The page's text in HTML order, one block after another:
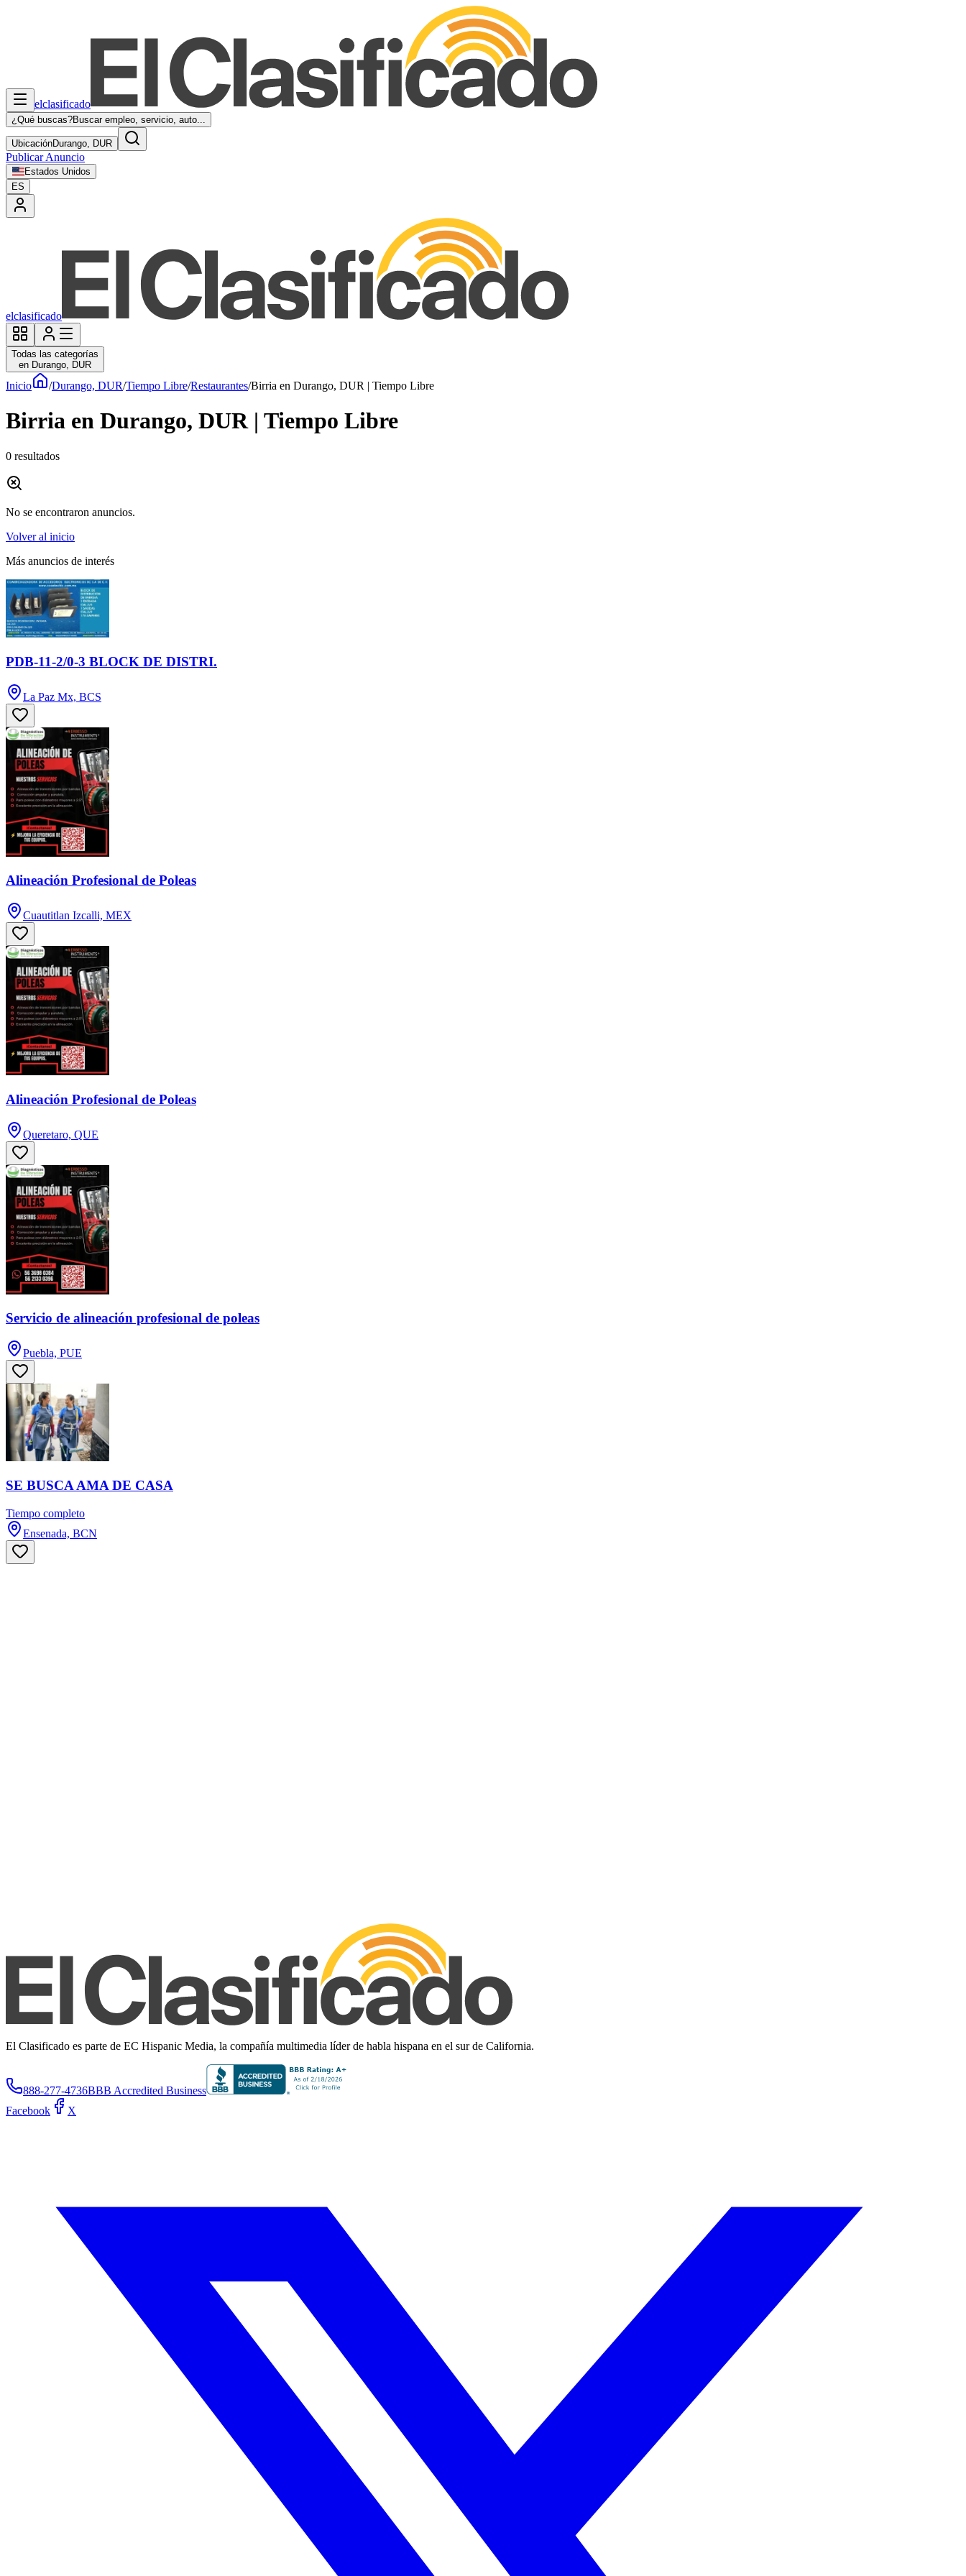
elclasificado
¿Qué buscas?Buscar empleo, servicio, auto...
UbicaciónDurango, DUR
Publicar Anuncio
Estados Unidos
ES
elclasificado
Todas las categorías
en Durango, DUR
Inicio /Durango, DUR/Tiempo Libre/Restaurantes/Birria en Durango, DUR | Tiempo Libre
Birria en Durango, DUR | Tiempo Libre
0 resultados
No se encontraron anuncios.
Volver al inicio
Más anuncios de interés
PDB-11-2/0-3 BLOCK DE DISTRI.
La Paz Mx, BCS
Alineación Profesional de Poleas
Cuautitlan Izcalli, MEX
Alineación Profesional de Poleas
Queretaro, QUE
Servicio de alineación profesional de poleas
Puebla, PUE
SE BUSCA AMA DE CASA
Tiempo completo
Ensenada, BCN
El Clasificado es parte de EC Hispanic Media, la compañía multimedia líder de habla hispana en el sur de California.
888-277-4736BBB Accredited Business
Facebook
X